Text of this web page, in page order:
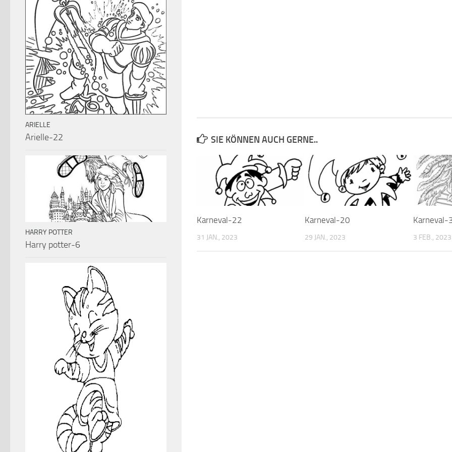
SIE KÖNNEN AUCH GERNE..
Karneval-22
31 JAN., 2023
Karneval-20
29 JAN., 2023
Karneval-
3 FEB., 2023
ARIELLE
Arielle-22
HARRY POTTER
Harry potter-6